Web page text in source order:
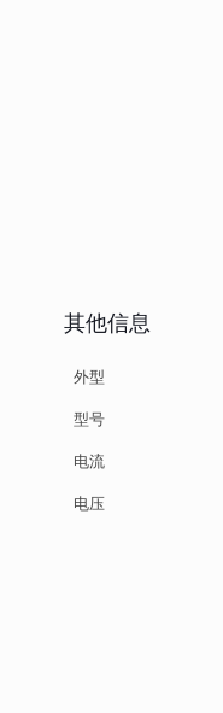
其他信息
外型
型号
电流
电压